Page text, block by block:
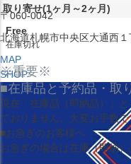
〒060-0042
北海道札幌市中央区大通西１
MAP
SHOP
取り寄せ(1ヶ月～2ヶ月)
Free
在庫切れ
※重要※
■在庫品と予約品・取
現在 「在庫品（即納品）」 と
ておりません。大変お手数
■お急ぎのお客様へ
お急ぎの場合は在庫（即納）